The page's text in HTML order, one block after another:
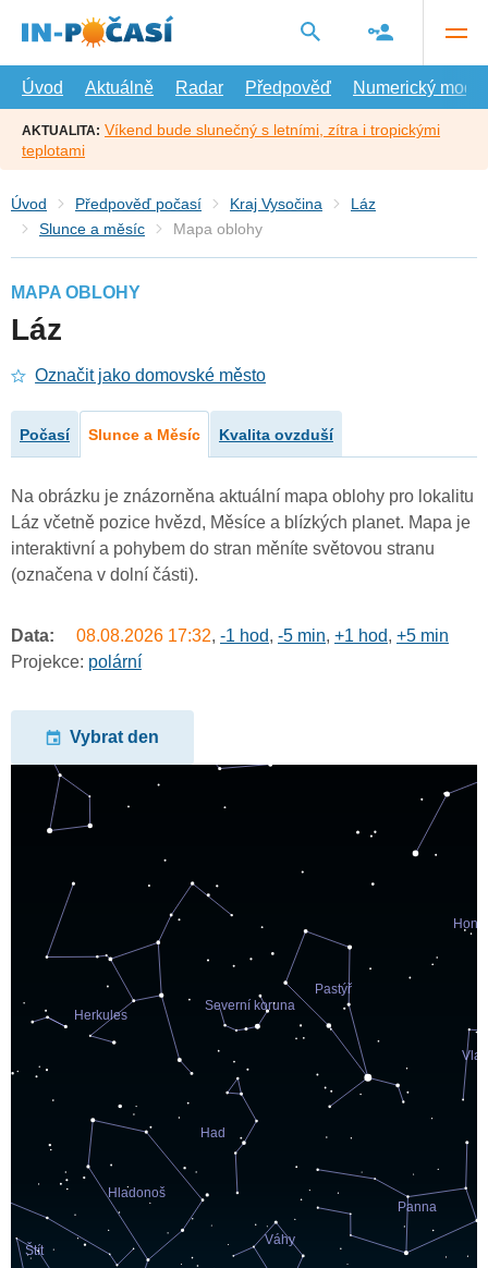
hlavní
Úvod
Aktuálně Radar Předpověď Numerický model
AKTUALITA: Víkend bude slunečný s letními, zítra i tropickými
teplotami
Úvod Předpověď počasí Kraj Vysočina
Láz
Slunce a měsíc
Mapa oblohy
MAPA OBLOHY
Láz
Označit jako domovské město
Počasí Slunce a Měsíc Kvalita ovzduší
Na obrázku je znázorněna aktuální mapa oblohy pro lokalitu
Láz včetně pozice hvězd, Měsíce a blízkých planet. Mapa je
interaktivní a pohybem do stran měníte světovou stranu
(označena v dolní části).
Data: 08.08.2026 17:32, -1 hod, -5 min, +1 hod, +5 min
Projekce: polární
Vybrat den
undefined
undefined